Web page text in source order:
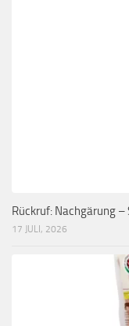
Rückruf: Nachgärung
17 JULI, 2026